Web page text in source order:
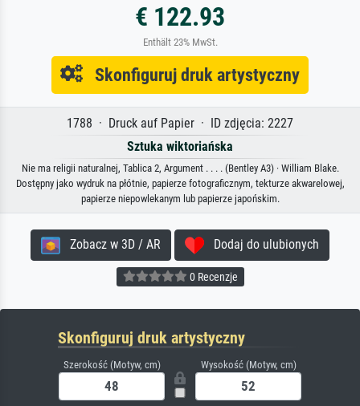
€ 122.93
Enthält 23% MwSt.
Skonfiguruj druk artystyczny
1788 · Druck auf Papier · ID zdjęcia: 2227
Sztuka wiktoriańska
Nie ma religii naturalnej, Tablica 2, Argument . . . . (Bentley A3) · William Blake.
Dostępny jako wydruk na płótnie, papierze fotograficznym, tekturze akwarelowej,
papierze niepowlekanym lub papierze japońskim.
Zobacz w 3D / AR Dodaj do ulubionych
0 Recenzje
Skonfiguruj druk artystyczny
Szerokość (Motyw, cm) Wysokość (Motyw, cm)